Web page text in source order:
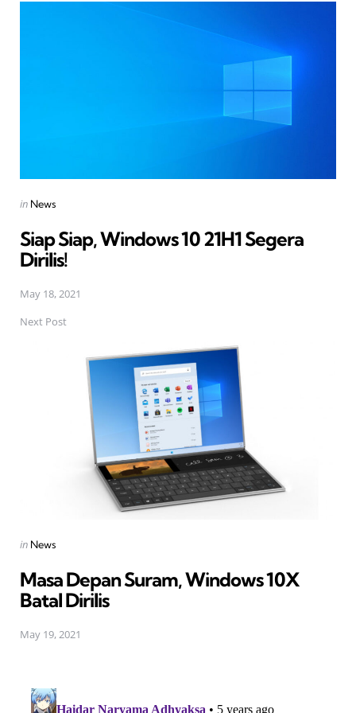
Posted
in News
Siap Siap, Windows 10 21H1 Segera
Dirilis!
May 18, 2021
Next Post
Posted
in News
Masa Depan Suram, Windows 10X
Batal Dirilis
May 19, 2021